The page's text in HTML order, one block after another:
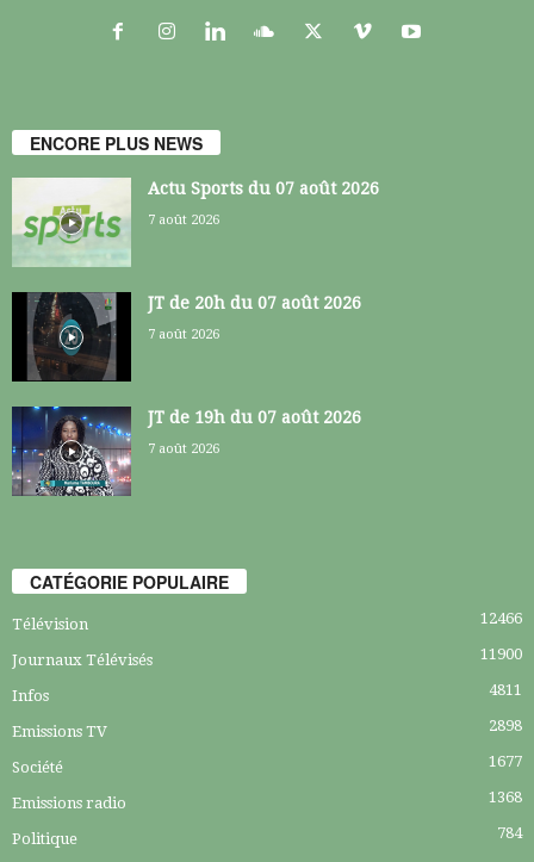
ENCORE PLUS NEWS
Actu Sports du 07 août 2026
7 août 2026
JT de 20h du 07 août 2026
7 août 2026
JT de 19h du 07 août 2026
7 août 2026
CATÉGORIE POPULAIRE
Télévision 12466
Journaux Télévisés 11900
Infos 4811
Emissions TV 2898
Société 1677
Emissions radio 1368
Politique 784